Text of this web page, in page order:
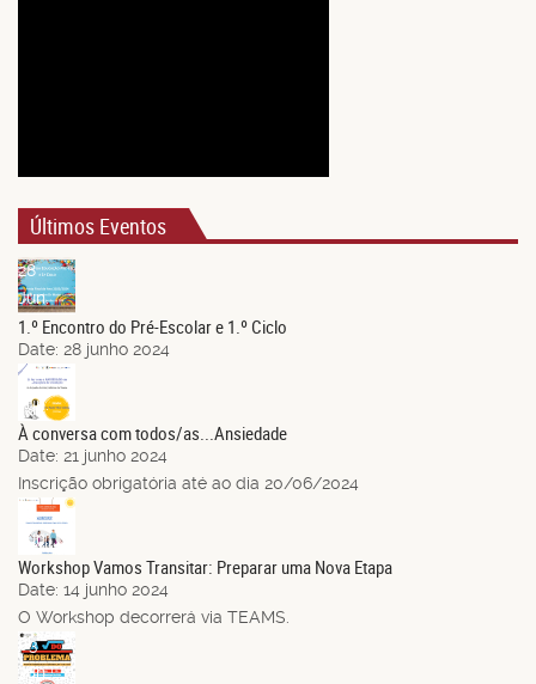
Últimos Eventos
28
Jun.
1.º Encontro do Pré-Escolar e 1.º Ciclo
Date: 28 junho 2024
21
Jun.
À conversa com todos/as...Ansiedade
Date: 21 junho 2024
Inscrição obrigatória até ao dia 20/06/2024
Jun.
Workshop Vamos Transitar: Preparar uma Nova Etapa
Date: 14 junho 2024
O Workshop decorrerá via TEAMS.
03
Jun.